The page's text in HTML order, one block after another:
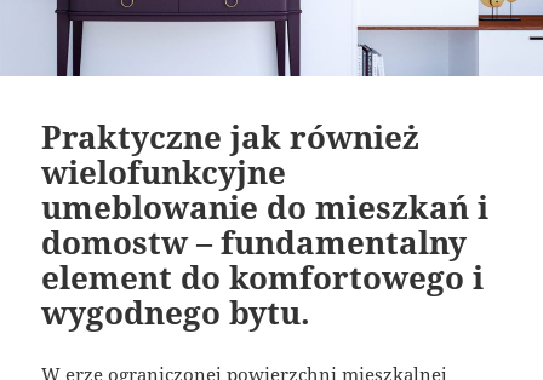
Praktyczne jak również
wielofunkcyjne
umeblowanie do mieszkań i
domostw – fundamentalny
element do komfortowego i
wygodnego bytu.
W erze ograniczonej powierzchni mieszkalnej